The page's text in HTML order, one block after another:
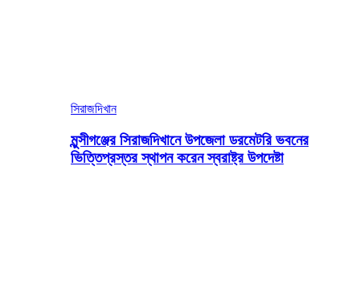
সিরাজদিখান
মুন্সীগঞ্জের সিরাজদিখানে উপজেলা ডরমেটরি ভবনের
ভিত্তিপ্রস্তর স্থাপন করেন স্বরাষ্ট্র উপদেষ্টা